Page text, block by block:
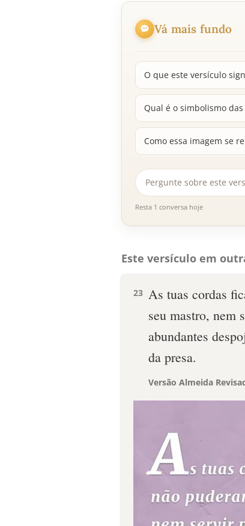
Vá mais fundo
O que este versículo
Qual é o simbolismo
Como essa imagem se
Resta 1 conversa hoje
Este versículo em
23 As tuas cordas
seu mastro, nem
abundantes
da presa.
Versão Almeida